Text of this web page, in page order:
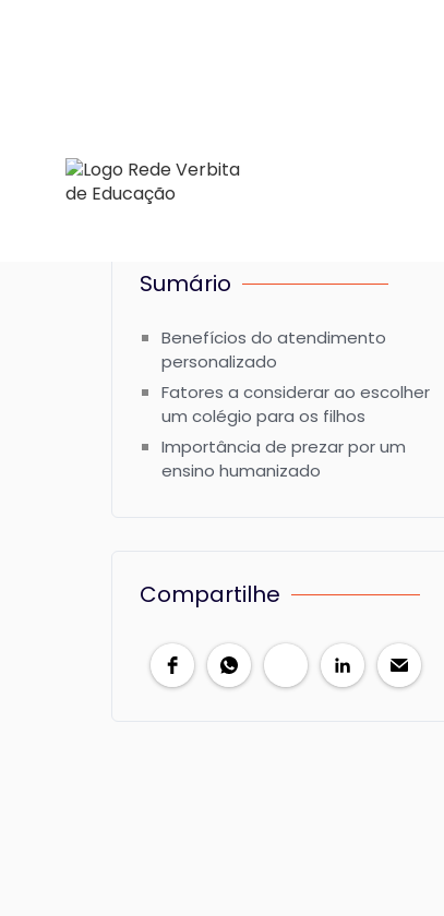
Sumário
Benefícios do atendimento
personalizado
Fatores a considerar ao escolher
um colégio para os filhos
Importância de prezar por um
ensino humanizado
Compartilhe